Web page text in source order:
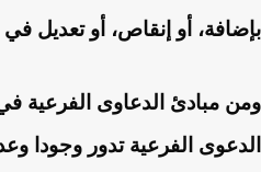
بإضافة، أو إنقاص، أو تعديل
ومن مبادئ الدعاوى الفرعية
الدعوى الفرعية تدور وجودا